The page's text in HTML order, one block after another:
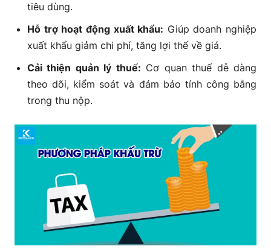
tiêu dùng.
Hỗ trợ hoạt động xuất khẩu: Giúp doanh nghiệp
xuất khẩu giảm chi phí, tăng lợi thế về giá.
Cải thiện quản lý thuế: Cơ quan thuế dễ dàng
theo dõi, kiểm soát và đảm bảo tính công bằng
trong thu nộp.